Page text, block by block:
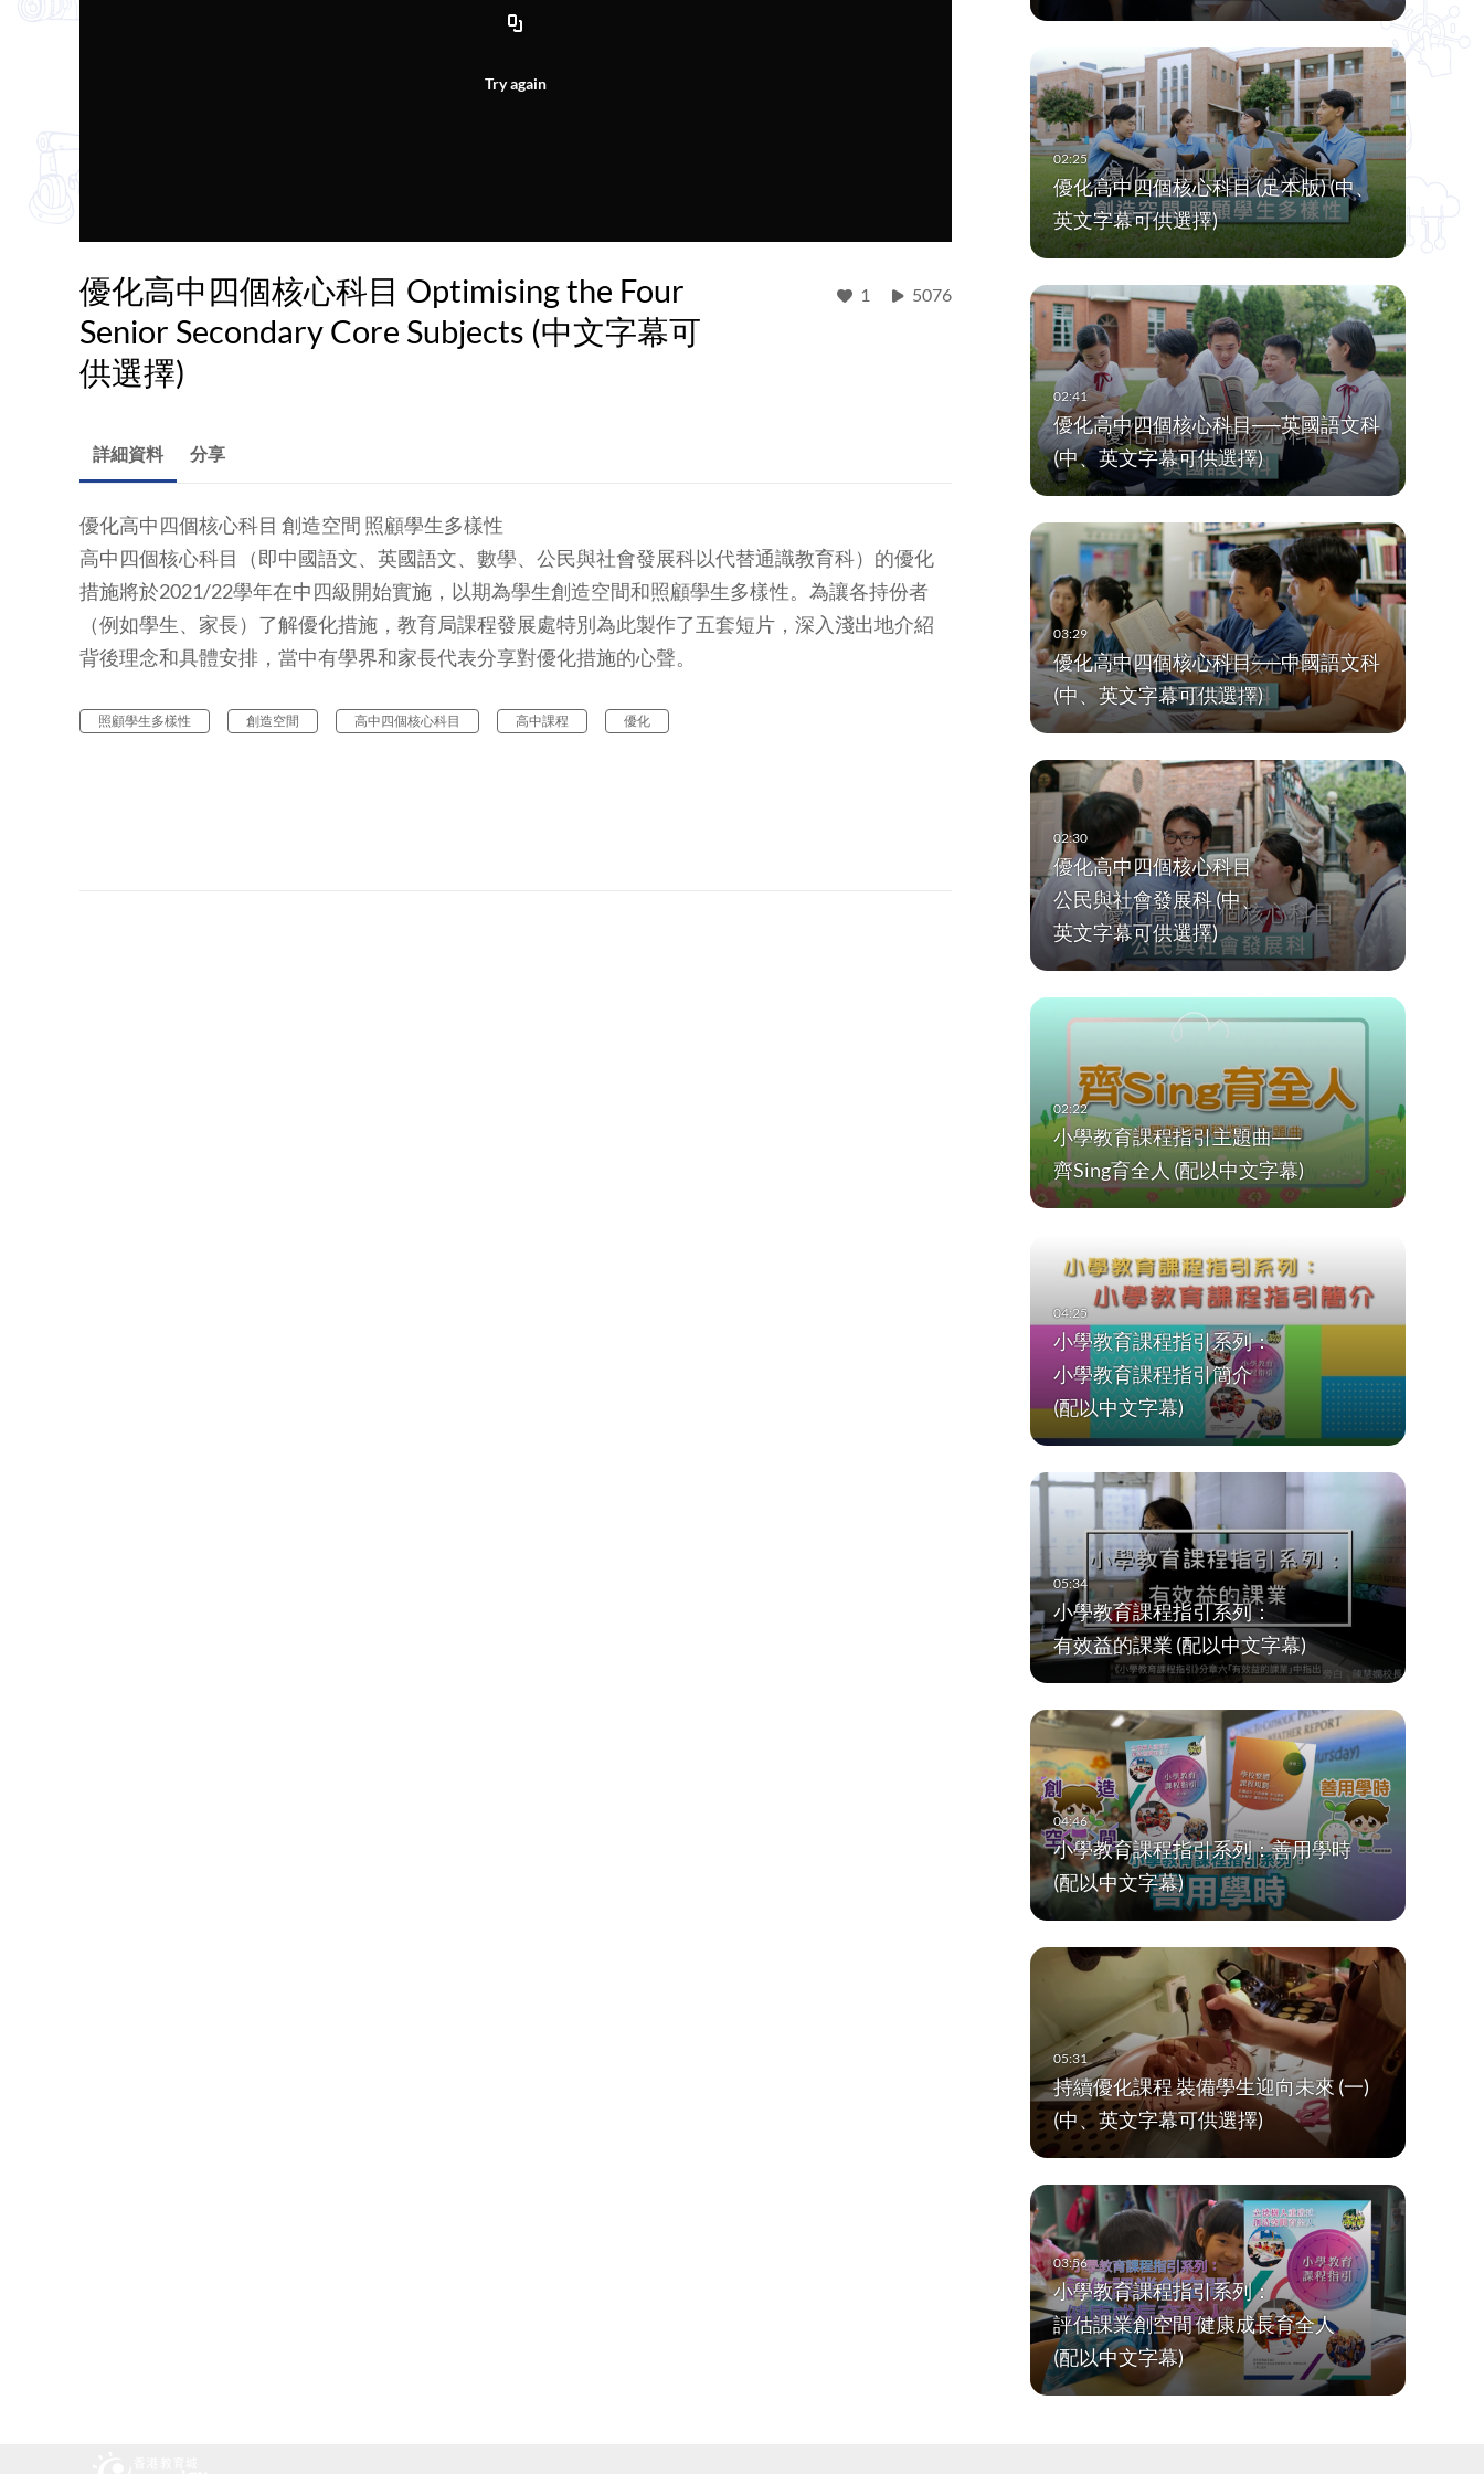
Try again
優化高中四個核心科目 Optimising the Four
Senior Secondary Core Subjects (中文字幕可
供選擇)
1 5076
優化高中四個核心科目 (足本版) (中、
英文字幕可供選擇)
優化高中四個核心科目──英國語文科
(中、英文字幕可供選擇)
優化高中四個核心科目──中國語文科
(中、英文字幕可供選擇)
優化高中四個核心科目
公民與社會發展科 (中、
英文字幕可供選擇)
小學教育課程指引主題曲──
齊Sing育全人 (配以中文字幕)
小學教育課程指引系列：
小學教育課程指引簡介
(配以中文字幕)
小學教育課程指引系列：
有效益的課業 (配以中文字幕)
小學教育課程指引系列：善用學時
(配以中文字幕)
持續優化課程 裝備學生迎向未來 (一)
(中、英文字幕可供選擇)
小學教育課程指引系列：
評估課業創空間 健康成長育全人
(配以中文字幕)
詳細資料 分享
優化高中四個核心科目 創造空間 照顧學生多樣性
高中四個核心科目（即中國語文、英國語文、數學、公民與社會發展科以代替通識教育科）的優化
措施將於2021/22學年在中四級開始實施，以期為學生創造空間和照顧學生多樣性。為讓各持份者
（例如學生、家長）了解優化措施，教育局課程發展處特別為此製作了五套短片，深入淺出地介紹
背後理念和具體安排，當中有學界和家長代表分享對優化措施的心聲。
照顧學生多樣性 創造空間 高中四個核心科目 高中課程 優化